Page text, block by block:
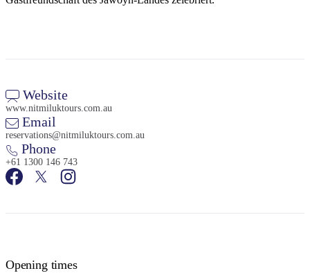
Website
www.nitmiluktours.com.au
Email
reservations@nitmiluktours.com.au
Phone
+61 1300 146 743
Opening times